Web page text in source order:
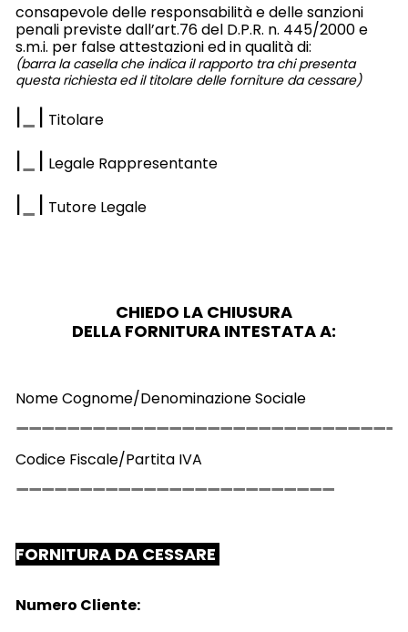
consapevole delle responsabilità e delle sanzioni
penali previste dall’art.76 del D.P.R. n. 445/2000 e
s.m.i. per false attestazioni ed in qualità di:
(barra la casella che indica il rapporto tra chi presenta
questa richiesta ed il titolare delle forniture da cessare)
| | Titolare
| | Legale Rappresentante
| | Tutore Legale
CHIEDO LA CHIUSURA
DELLA FORNITURA INTESTATA A:
Nome Cognome/Denominazione Sociale
Codice Fiscale/Partita IVA
FORNITURA DA CESSARE
Numero Cliente: